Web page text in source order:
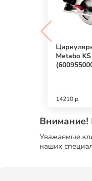
Metabo
14210 р.
Внимание!
Уважаемые
наших